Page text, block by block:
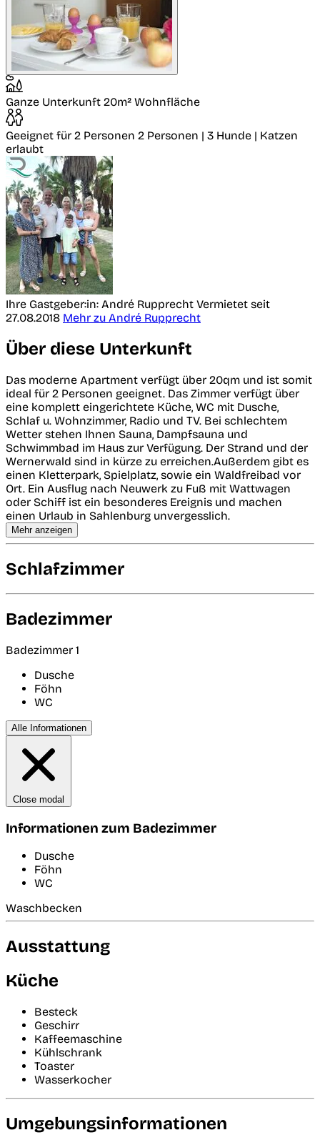
Ganze Unterkunft 20m² Wohnfläche
Geeignet für 2 Personen 2 Personen | 3 Hunde | Katzen
erlaubt
Ihre Gastgeber:in: André Rupprecht Vermietet seit
27.08.2018 Mehr zu André Rupprecht
Über diese Unterkunft
Das moderne Apartment verfügt über 20qm und ist somit
ideal für 2 Personen geeignet. Das Zimmer verfügt über
eine komplett eingerichtete Küche, WC mit Dusche,
Schlaf u. Wohnzimmer, Radio und TV. Bei schlechtem
Wetter stehen Ihnen Sauna, Dampfsauna und
Schwimmbad im Haus zur Verfügung. Der Strand und der
Wernerwald sind in kürze zu erreichen.Außerdem gibt es
einen Kletterpark, Spielplatz, sowie ein Waldfreibad vor
Ort. Ein Ausflug nach Neuwerk zu Fuß mit Wattwagen
oder Schiff ist ein besonderes Ereignis und machen
einen Urlaub in Sahlenburg unvergesslich.
Mehr anzeigen
Schlafzimmer
Badezimmer
Badezimmer 1
Dusche
Föhn
WC
Alle Informationen
Close modal
Informationen zum Badezimmer
Dusche
Föhn
WC
Waschbecken
Ausstattung
Küche
Besteck
Geschirr
Kaffeemaschine
Kühlschrank
Toaster
Wasserkocher
Umgebungsinformationen